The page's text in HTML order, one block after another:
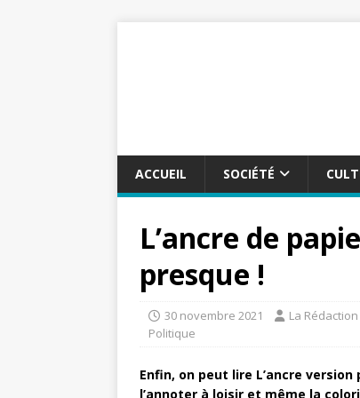
ACCUEIL SOCIÉTÉ
L’ancre de
presque !
30 novembre 2021 La Rédaction
Politique
Enfin, on peut lire L’ancre
l’annoter à loisir et même la